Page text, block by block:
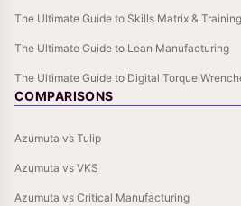
The Ultimate Guide to Skills Matrix & Training
The Ultimate Guide to Lean Manufacturing
The Ultimate Guide to Digital Torque
COMPARISONS
Azumuta vs Tulip
Azumuta vs VKS
Azumuta vs Critical Manufacturing